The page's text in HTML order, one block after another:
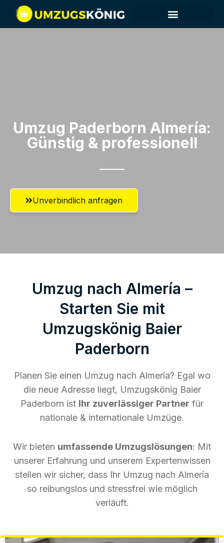
Umzug Paderborn​ Almería:
Günstig & professionell​
Unverbindlich anfragen
Umzug nach Almería –
Starten Sie mit
Umzugskönig Baier
Paderborn
Planen Sie einen Umzug nach Almería? Egal wo
die neue Adresse liegt, Umzugskönig Baier
Paderborn ist Ihr zuverlässiger Partner für
nationale & internationale Umzüge.
Wir bieten umfassende Umzugslösungen: Mit
unserer Erfahrung und unserem Expertenwissen
stellen wir sicher, dass Ihr Umzug nach Almería
so reibungslos und stressfrei wie möglich
verläuft.